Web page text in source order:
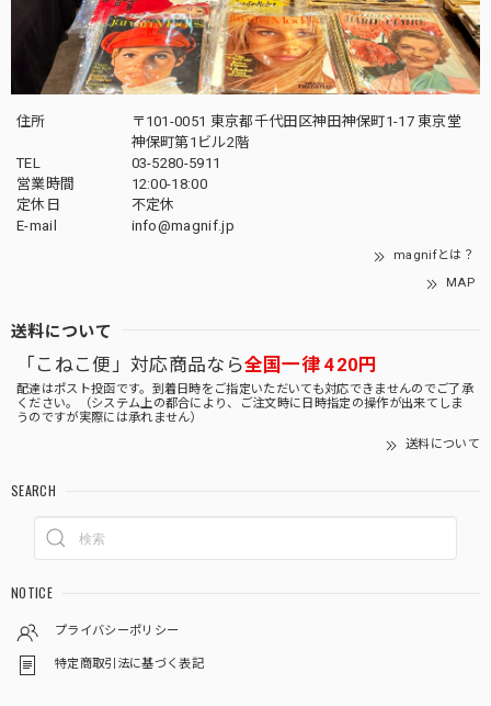
住所
〒101-0051 東京都千代田区神田神保町1-17 東京堂
神保町第1ビル2階
TEL
03-5280-5911
営業時間
12:00-18:00
定休日
不定休
E-mail
info@magnif.jp
magnifとは？
MAP
送料について
「こねこ便」対応商品なら全国一律 420円
配達はポスト投函です。到着日時をご指定いただいても対応できませんのでご了承
ください。（システム上の都合により、ご注文時に日時指定の操作が出来てしま
うのですが実際には承れません）
送料について
SEARCH
NOTICE
プライバシーポリシー
特定商取引法に基づく表記